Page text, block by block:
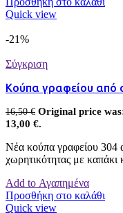
Quick view
-21%
Σύγκριση
Κούπα γραφείου από
16,50€ Original price
13,00 €.
Νέα κούπα γραφείου 304
χωρητικότητας με καπάκι
Add to Αγαπημένα
Προσθήκη στο καλάθι
Quick view